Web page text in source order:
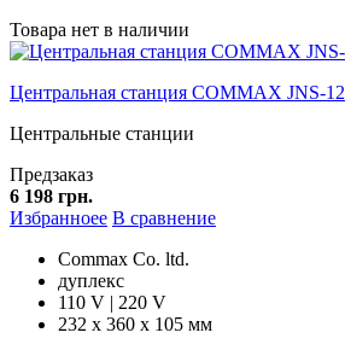
Товара нет в наличии
Центральная станция COMMAX JNS-12
Центральные станции
Предзаказ
6 198 грн.
Избранноее В сравнение
Commax Co. ltd.
дуплекс
110 V | 220 V
232 х 360 х 105 мм